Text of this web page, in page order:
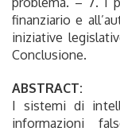
finanziario e
iniziative
Conclusione.
ABSTRACT:
I sistemi di
informazioni